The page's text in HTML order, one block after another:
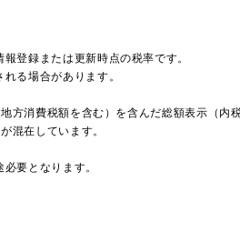
登録または更新時点の税率です。
る場合があります。
方消費税額を含む）を含んだ総額表示（内
混在しています。
要となります。